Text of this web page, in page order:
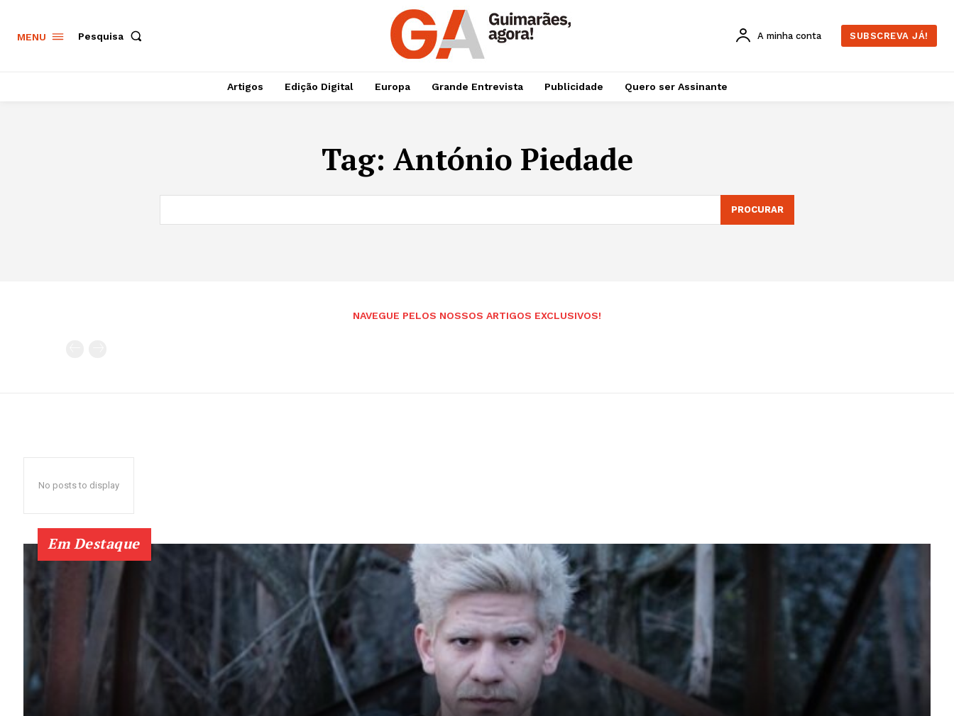
MENU Pesquisa A minha conta SUBSCREVA JÁ!
Artigos Edição Digital Europa Grande Entrevista Publicidade Quero ser Assinante
Tag: António Piedade
PROCURAR
NAVEGUE PELOS NOSSOS ARTIGOS EXCLUSIVOS!
No posts to display
Em Destaque